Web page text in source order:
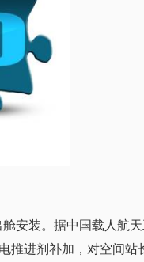
安装。据中国载人航
推进剂补加，对空间站